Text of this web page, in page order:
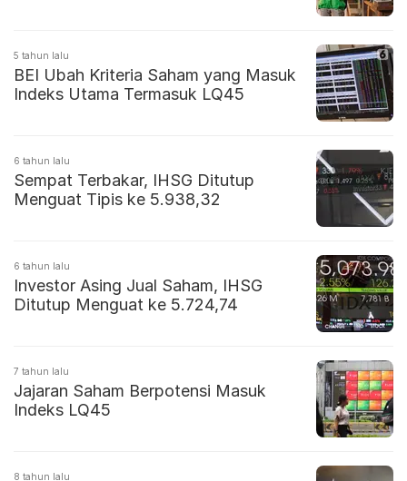
5 tahun lalu
BEI Ubah Kriteria Saham yang Masuk
Indeks Utama Termasuk LQ45
6 tahun lalu
Sempat Terbakar, IHSG Ditutup
Menguat Tipis ke 5.938,32
6 tahun lalu
Investor Asing Jual Saham, IHSG
Ditutup Menguat ke 5.724,74
7 tahun lalu
Jajaran Saham Berpotensi Masuk
Indeks LQ45
8 tahun lalu